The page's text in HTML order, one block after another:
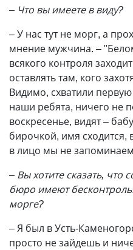
– Что вы имеете в виду?
– У нас тут не морг, а
мнение мужчина. –
всякого контроля
оставлять там, кого
Видимо, схватили
наши ребята, ничего не
воскресенье, видят –
бирочкой, имя сходится,
в лицо мы не
– Вы хотите сказать, что
бюро имеют
морге?
– Я был в Усть-
просто не зайдешь и